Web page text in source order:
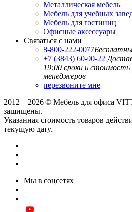
Металлическая мебель
Мебель для учебных
Мебель для гостиниц
Офисные аксессуары
Связаться с нами
8-800-222-0077
+7 (3843) 60-00-22
19:00 сроки и
менеджеров
перезвоните мне
2012—2026 © Мебель для офиса
защищены.
Указанная стоимость товаров
текущую дату.
Мы в соцсетях